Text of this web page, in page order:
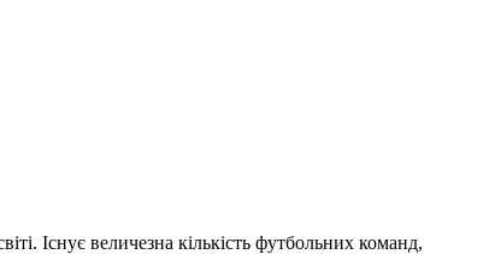
Існує величезна кількість футбольних команд,